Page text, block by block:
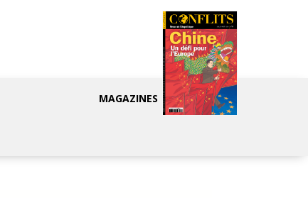
MAGAZINES